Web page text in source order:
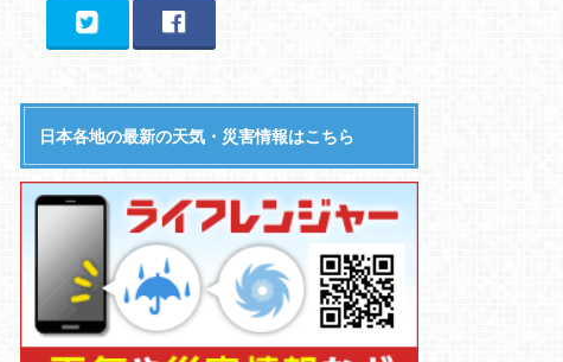
日本各地の最新の天気・災害情報はこちら